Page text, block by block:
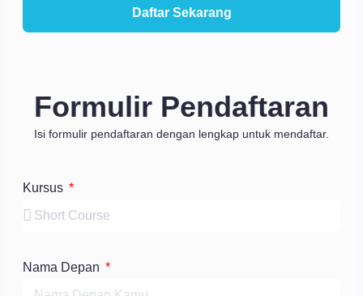
Daftar Sekarang
Formulir Pendaftaran
Isi formulir pendaftaran dengan lengkap untuk mendaftar.
Kursus
Nama Depan